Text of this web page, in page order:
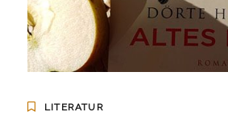
LITERATUR